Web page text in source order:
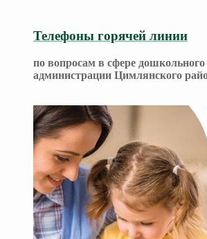
Телефоны горячей линии
по вопросам в сфере
администрации Цимлянского